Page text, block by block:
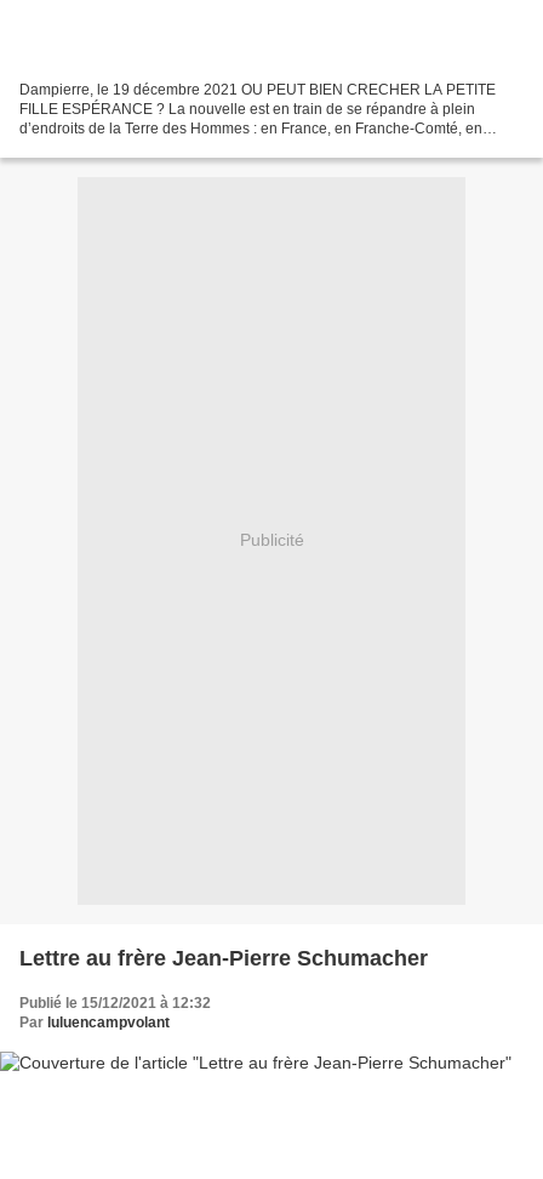
Dampierre, le 19 décembre 2021 OU PEUT BIEN CRECHER LA PETITE
FILLE ESPÉRANCE ? La nouvelle est en train de se répandre à plein
d’endroits de la Terre des Hommes : en France, en Franche-Comté, en
Publicité
Lettre au frère Jean-Pierre Schumacher
Publié le 15/12/2021 à 12:32
Par luluencampvolant